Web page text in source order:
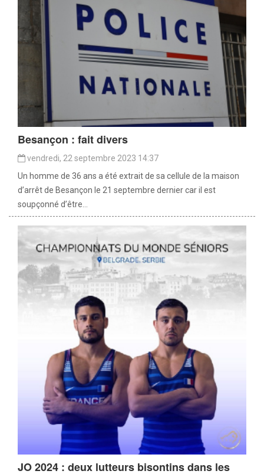
Besançon : fait divers
vendredi, 22 septembre 2023 14:37
Un homme de 36 ans a été extrait de sa cellule de la maison
d’arrêt de Besançon le 21 septembre dernier car il est
soupçonné d’être...
JO 2024 : deux lutteurs bisontins dans les